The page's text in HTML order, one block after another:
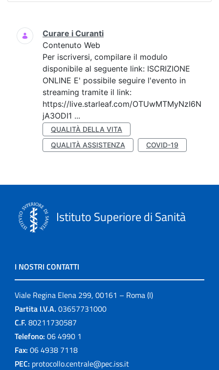
Ricerca
Curare i Curanti
Contenuto Web
Per iscriversi, compilare il modulo
disponibile al seguente link: ISCRIZIONE
ONLINE E' possibile seguire l'evento in
streaming tramite il link:
https://live.starleaf.com/OTUwMTMyNzI6N
jA3ODI1 ...
QUALITÀ DELLA VITA
QUALITÀ ASSISTENZA
COVID-19
Istituto Superiore di Sanità
I NOSTRI CONTATTI
Viale Regina Elena 299, 00161 – Roma (I)
Partita I.V.A. 03657731000
C.F. 80211730587
Telefono: 06 4990 1
Fax: 06 4938 7118
PEC: protocollo.centrale@pec.iss.it